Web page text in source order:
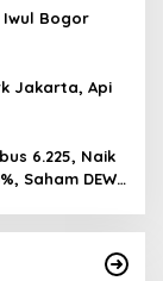
Iwul Bogor
Jakarta, Api
6.225, Naik
Saham DEWA